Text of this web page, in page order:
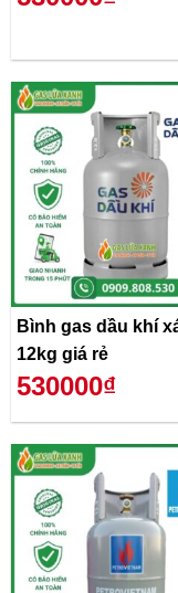
Bình gas dầu khí
12kg giá rẻ
530000₫